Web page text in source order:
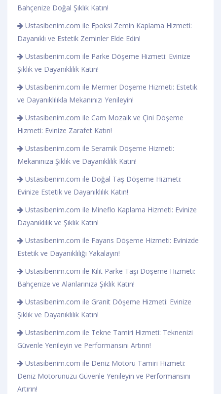
Bahçenize Doğal Şıklık Katın!
Ustasibenim.com ile Epoksi Zemin Kaplama Hizmeti:
Dayanıklı ve Estetik Zeminler Elde Edin!
Ustasibenim.com ile Parke Döşeme Hizmeti: Evinize
Şıklık ve Dayanıklılık Katın!
Ustasibenim.com ile Mermer Döşeme Hizmeti: Estetik
ve Dayanıklılıkla Mekanınızı Yenileyin!
Ustasibenim.com ile Cam Mozaik ve Çini Döşeme
Hizmeti: Evinize Zarafet Katın!
Ustasibenim.com ile Seramik Döşeme Hizmeti:
Mekanınıza Şıklık ve Dayanıklılık Katın!
Ustasibenim.com ile Doğal Taş Döşeme Hizmeti:
Evinize Estetik ve Dayanıklılık Katın!
Ustasibenim.com ile Mineflo Kaplama Hizmeti: Evinize
Dayanıklılık ve Şıklık Katın!
Ustasibenim.com ile Fayans Döşeme Hizmeti: Evinizde
Estetik ve Dayanıklılığı Yakalayın!
Ustasibenim.com ile Kilit Parke Taşı Döşeme Hizmeti:
Bahçenize ve Alanlarınıza Şıklık Katın!
Ustasibenim.com ile Granit Döşeme Hizmeti: Evinize
Şıklık ve Dayanıklılık Katın!
Ustasibenim.com ile Tekne Tamiri Hizmeti: Teknenizi
Güvenle Yenileyin ve Performansını Artırın!
Ustasibenim.com ile Deniz Motoru Tamiri Hizmeti:
Deniz Motorunuzu Güvenle Yenileyin ve Performansını
Artırın!